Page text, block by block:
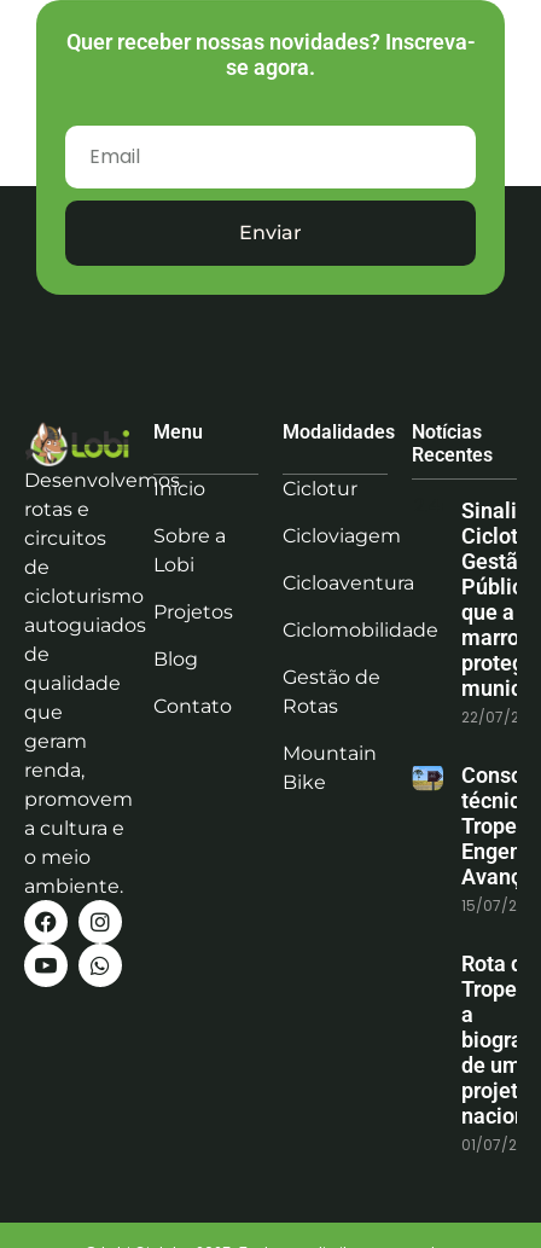
Quer receber nossas novidades? Inscreva-
se agora.
Enviar
Desenvolvemos
rotas e
circuitos
de
cicloturismo
autoguiados
de
qualidade
que
geram
renda,
promovem
a cultura e
o meio
ambiente.
Menu
Início
Sobre a
Lobi
Projetos
Blog
Contato
Modalidades
Ciclotur
Cicloviagem
Cicloaventura
Ciclomobilidade
Gestão de
Rotas
Mountain
Bike
Notícias
Recentes
Gestão
que a
marrom
protege
22/07/
técnica
15/07/
Rota
a
de um
projeto
01/07/